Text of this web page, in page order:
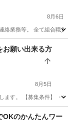
8月6日
絡業務等。 全て組合職
お願い出来る方
8月5日
ます。 【募集条件】 ・
OKのかんたんワー